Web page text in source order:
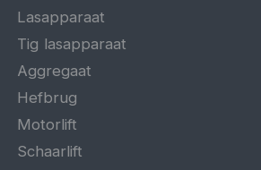
Lasapparaat
Tig lasapparaat
Aggregaat
Hefbrug
Motorlift
Schaarlift